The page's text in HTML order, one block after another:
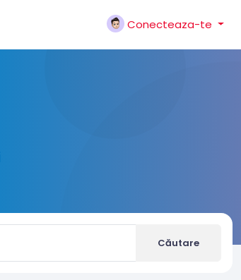
Conecteaza-te
Căutare